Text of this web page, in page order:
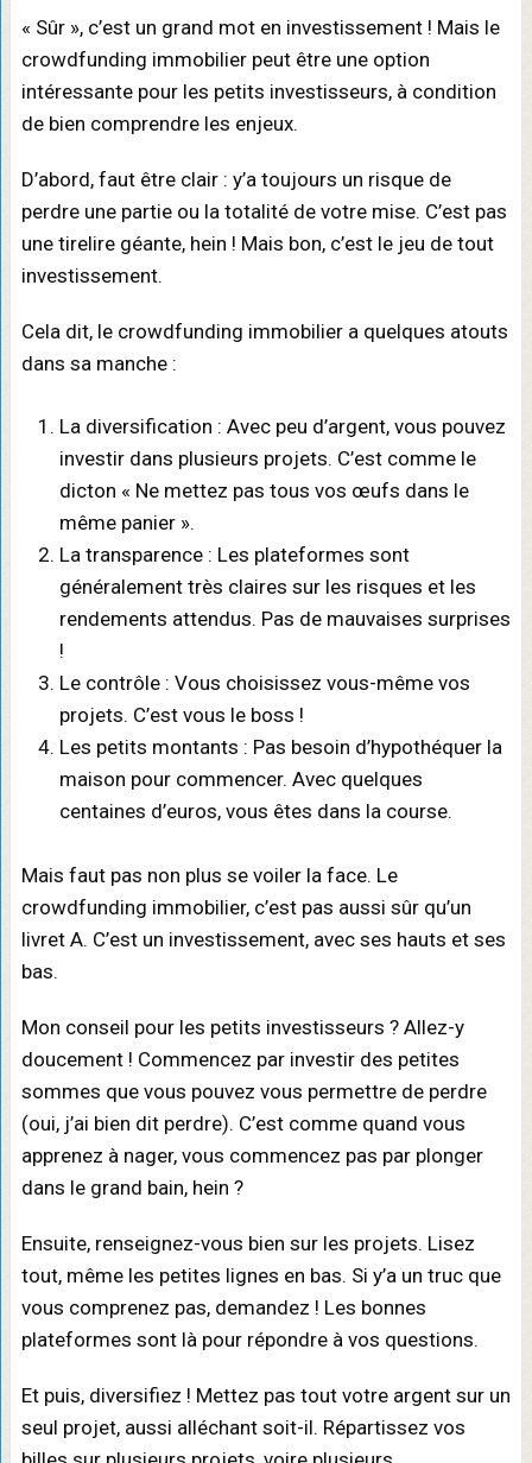
« Sûr », c’est un grand mot en investissement ! Mais le
crowdfunding immobilier peut être une option
intéressante pour les petits investisseurs, à condition
de bien comprendre les enjeux.
D’abord, faut être clair : y’a toujours un risque de
perdre une partie ou la totalité de votre mise. C’est pas
une tirelire géante, hein ! Mais bon, c’est le jeu de tout
investissement.
Cela dit, le crowdfunding immobilier a quelques atouts
dans sa manche :
La diversification : Avec peu d’argent, vous pouvez
investir dans plusieurs projets. C’est comme le
dicton « Ne mettez pas tous vos œufs dans le
même panier ».
La transparence : Les plateformes sont
généralement très claires sur les risques et les
rendements attendus. Pas de mauvaises surprises
!
Le contrôle : Vous choisissez vous-même vos
projets. C’est vous le boss !
Les petits montants : Pas besoin d’hypothéquer la
maison pour commencer. Avec quelques
centaines d’euros, vous êtes dans la course.
Mais faut pas non plus se voiler la face. Le
crowdfunding immobilier, c’est pas aussi sûr qu’un
livret A. C’est un investissement, avec ses hauts et ses
bas.
Mon conseil pour les petits investisseurs ? Allez-y
doucement ! Commencez par investir des petites
sommes que vous pouvez vous permettre de perdre
(oui, j’ai bien dit perdre). C’est comme quand vous
apprenez à nager, vous commencez pas par plonger
dans le grand bain, hein ?
Ensuite, renseignez-vous bien sur les projets. Lisez
tout, même les petites lignes en bas. Si y’a un truc que
vous comprenez pas, demandez ! Les bonnes
plateformes sont là pour répondre à vos questions.
Et puis, diversifiez ! Mettez pas tout votre argent sur un
seul projet, aussi alléchant soit-il. Répartissez vos